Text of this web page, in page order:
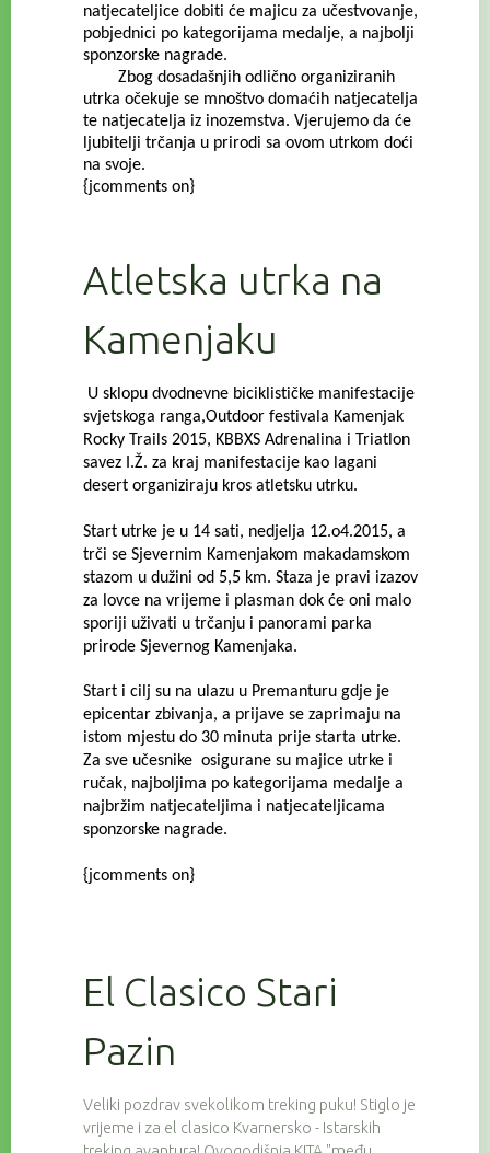
natjecateljice dobiti će majicu za učestvovanje,
pobjednici po kategorijama medalje, a najbolji
sponzorske nagrade.
Zbog dosadašnjih odlično organiziranih
utrka očekuje se mnoštvo domaćih natjecatelja
te natjecatelja iz inozemstva. Vjerujemo da će
ljubitelji trčanja u prirodi sa ovom utrkom doći
na svoje.
{jcomments on}
Atletska utrka na
Kamenjaku
U sklopu dvodnevne biciklističke manifestacije
svjetskoga ranga,Outdoor festivala Kamenjak
Rocky Trails 2015, KBBXS Adrenalina i Triatlon
savez I.Ž. za kraj manifestacije kao lagani
desert organiziraju kros atletsku utrku.
Start utrke je u 14 sati, nedjelja 12.o4.2015, a
trči se Sjevernim Kamenjakom makadamskom
stazom u dužini od 5,5 km. Staza je pravi izazov
za lovce na vrijeme i plasman dok će oni malo
sporiji uživati u trčanju i panorami parka
prirode Sjevernog Kamenjaka.
Start i cilj su na ulazu u Premanturu gdje je
epicentar zbivanja, a prijave se zaprimaju na
istom mjestu do 30 minuta prije starta utrke.
Za sve učesnike osigurane su majice utrke i
ručak, najboljima po kategorijama medalje a
najbržim natjecateljima i natjecateljicama
sponzorske nagrade.
{jcomments on}
El Clasico Stari
Pazin
Veliki pozdrav svekolikom treking puku! Stiglo je
vrijeme i za el clasico Kvarnersko - Istarskih